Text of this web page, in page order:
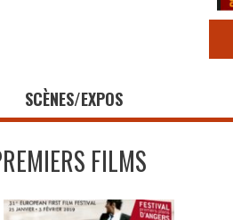
SCÈNES/EXPOS
FILMS